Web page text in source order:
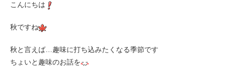
こんにちは
秋ですね
秋と言えば…趣味に打ち込みたくなる季節です
ちょいと趣味のお話を